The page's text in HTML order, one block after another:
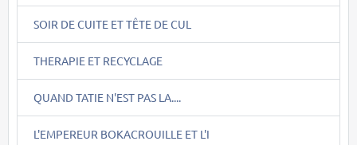
SOIR DE CUITE ET TÊTE DE CUL
THERAPIE ET RECYCLAGE
QUAND TATIE N'EST PAS LA....
L'EMPEREUR BOKACROUILLE ET L'I